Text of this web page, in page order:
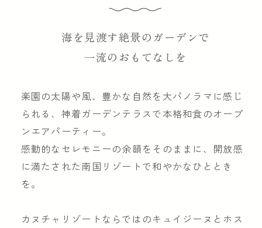
海を見渡す絶景のガーデンで
一流のおもてなしを
楽園の太陽や風、豊かな自然を大パノラマに感じ
られる、神着ガーデンテラスで本格和食のオープ
ンエアパーティー。
感動的なセレモニーの余韻をそのままに、開放感
に満たされた南国リゾートで和やかなひととき
を。
カヌチャリゾートならではのキュイジーヌとホス